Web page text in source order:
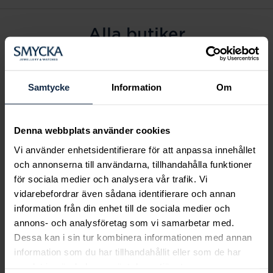
Samtycke Information Om
Denna webbplats använder cookies
Vi använder enhetsidentifierare för att anpassa innehållet
och annonserna till användarna, tillhandahålla funktioner
för sociala medier och analysera vår trafik. Vi
vidarebefordrar även sådana identifierare och annan
information från din enhet till de sociala medier och
annons- och analysföretag som vi samarbetar med.
Dessa kan i sin tur kombinera informationen med annan
information som du har tillhandahållit eller som de har
Alla butiker
Alingsås
Arvidsjaur
Eksjö
Fagersta
Farsta
Gävle
Halmstad
Halmstad Hallarna
Haninge